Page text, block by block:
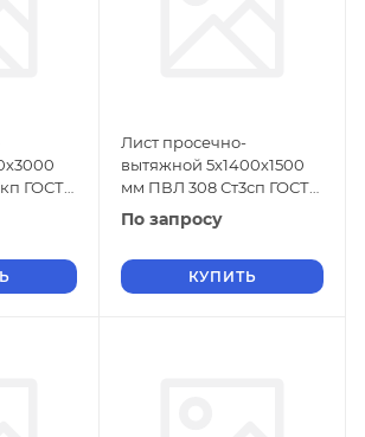
ГОСТ
Лист просечно-
вытяжной 5х1400х1500
мм ПВЛ 308 Ст3сп ГОСТ
8706-78
По запросу
КУПИТЬ